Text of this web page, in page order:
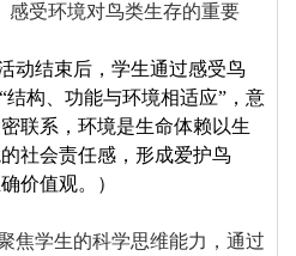
感受环境对鸟类生存的重要
动结束后，学生通过感受鸟
结构、功能与环境相适应”，意
联系，环境是生命体赖以生
社会责任感，形成爱护鸟
价值观。
）
焦学生的科学思维能力，通过